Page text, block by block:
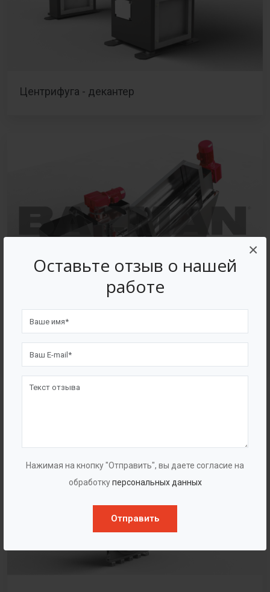
Оставьте отзыв о нашей
работе
Нажимая на кнопку "Отправить", вы даете согласие на
обработкуперсональных данных
Отправить
×
Центрифуга - декантер
Шнековый обезвоживатель